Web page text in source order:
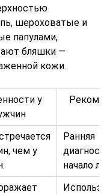
шероховатые и
папулами,
бляшки —
кожи.
у
чем у
Ранняя
начало